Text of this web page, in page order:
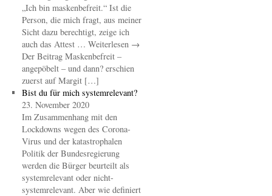
„Ich bin maskenbefreit.“ Ist die
Person, die mich fragt, aus meiner
Sicht dazu berechtigt, zeige ich
auch das Attest … Weiterlesen →
Der Beitrag Maskenbefreit –
angepöbelt – und dann? erschien
zuerst auf Margit […]
Bist du für mich systemrelevant?
23. November 2020
Im Zusammenhang mit den
Lockdowns wegen des Corona-
Virus und der katastrophalen
Politik der Bundesregierung
werden die Bürger beurteilt als
systemrelevant oder nicht-
systemrelevant. Aber wie definiert